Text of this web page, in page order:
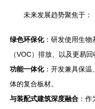
未来发展趋势聚焦于：
绿色环保化：研发使用生物
（VOC）排放、以及更易
功能一体化：开发兼具保温
体的复合板材。
与装配式建筑深度融合 ：